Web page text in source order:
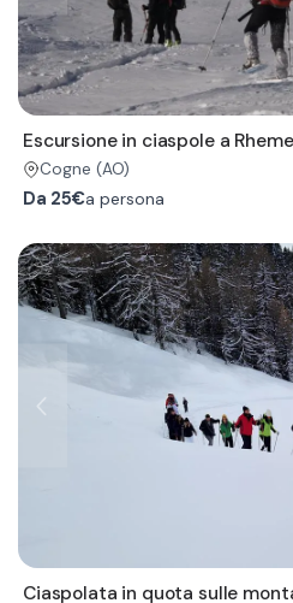
Escursione in ciaspole a
Cogne (AO)
Da 25€a persona
Ciaspolata in quota sulle